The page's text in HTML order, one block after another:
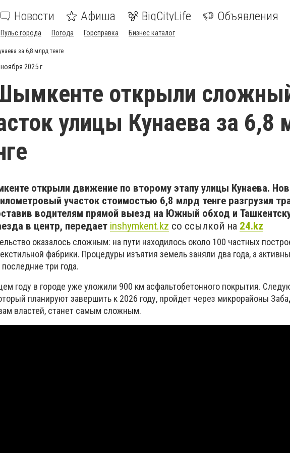
Новости Афиша BigCityLife Объявления
Пульс города Погода Горсправка Бизнес каталог
за 6,8 млрд тенге
2025 г.
открыли
улицы Кунаева за 6,8
открыли движение по второму этапу улицы Кунаева.
участок стоимостью 6,8 млрд тенге разгрузил
водителям прямой выезд на Южный обход и
в центр, передает inshymkent.kz со ссылкой на 24.kz
оказалось сложным: на пути находилось около 100 частных
фабрики. Процедуры изъятия земель заняли два года, а
три года.
году в городе уже уложили 900 км асфальтобетонного покрытия.
планируют завершить к 2026 году, пройдет через микрорайоны
властей, станет самым сложным.